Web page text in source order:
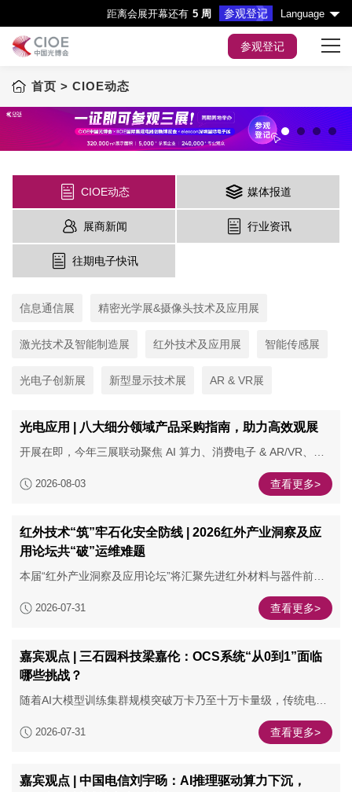
参观登记
距离会展开幕还有 5 周 参观登记 Language
首页
展会主题
观众服务
会议&活动
首页 > CIOE动态
CIOE动态
媒体报道
展商新闻 行业资讯
往期电子快讯
信息通信展 精密光学展&摄像头技术及应用展
激光技术及智能制造展 红外技术及应用展 智能传感展
光电子创新展 新型显示技术展 AR & VR展
光电应用 | 八大细分领域产品采购指南，助力高效观展
开展在即，今年三展联动聚焦 AI 算力、消费电子 & AR/VR、智
电、集成电路、电子与嵌入式系统等关键领域，打通上下游技
开展在即，我们为手机及消费电子、智能汽车及机器人、智
能“光”制造、半导体、数据中心、国防安防、医疗及公共卫生卫
生、科研院所高校等行业人士特别准备了《产品采购指南》，涵
先查看，早做攻略，高效观展！
2026-08-03 查看更多>
红外技术“筑”牢石化安全防线 | 2026红外产业洞察及应
用论坛共“破”运维难题
本届“红外产业洞察及应用论坛”将汇聚先进红外材料与器件前沿
能预警，以红外科技为工业安全与效率双向赋能，助力企业在环
2026-07-31 查看更多>
嘉宾观点 | 三石园科技梁嘉伦：OCS系统“从0到1”面临
哪些挑战？
随着AI大模型训练集群规模突破万卡乃至十万卡量级，传统电交
下，OCS技术凭借其在光域直接交换信号、摒弃“光-电-光”转换
2026-07-31 查看更多>
嘉宾观点 | 中国电信刘宇旸：AI推理驱动算力下沉，